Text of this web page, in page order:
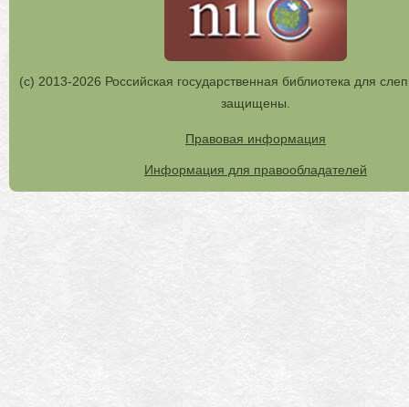
(с) 2013-2026 Российская государственная библиотека для
защищены.
Правовая информация
Информация для правообладателей